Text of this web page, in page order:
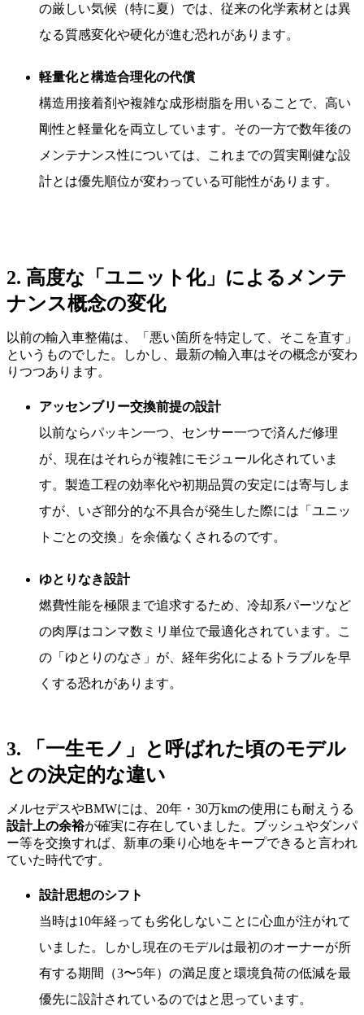
の厳しい気候（特に夏）では、従来の化学素材とは異
なる質感変化や硬化が進む恐れがあります。
軽量化と構造合理化の代償
構造用接着剤や複雑な成形樹脂を用いることで、高い
剛性と軽量化を両立しています。その一方で数年後の
メンテナンス性については、これまでの質実剛健な設
計とは優先順位が変わっている可能性があります。
2. 高度な「ユニット化」によるメンテ
ナンス概念の変化
以前の輸入車整備は、「悪い箇所を特定して、そこを直す」
というものでした。しかし、最新の輸入車はその概念が変わ
りつつあります。
アッセンブリー交換前提の設計
以前ならパッキン一つ、センサー一つで済んだ修理
が、現在はそれらが複雑にモジュール化されていま
す。製造工程の効率化や初期品質の安定には寄与しま
すが、いざ部分的な不具合が発生した際には「ユニッ
トごとの交換」を余儀なくされるのです。
ゆとりなき設計
燃費性能を極限まで追求するため、冷却系パーツなど
の肉厚はコンマ数ミリ単位で最適化されています。こ
の「ゆとりのなさ」が、経年劣化によるトラブルを早
くする恐れがあります。
3. 「一生モノ」と呼ばれた頃のモデル
との決定的な違い
メルセデスやBMWには、20年・30万kmの使用にも耐えうる
設計上の余裕が確実に存在していました。ブッシュやダンパ
ー等を交換すれば、新車の乗り心地をキープできると言われ
ていた時代です。
設計思想のシフト
当時は10年経っても劣化しないことに心血が注がれて
いました。しかし現在のモデルは最初のオーナーが所
有する期間（3〜5年）の満足度と環境負荷の低減を最
優先に設計されているのではと思っています。